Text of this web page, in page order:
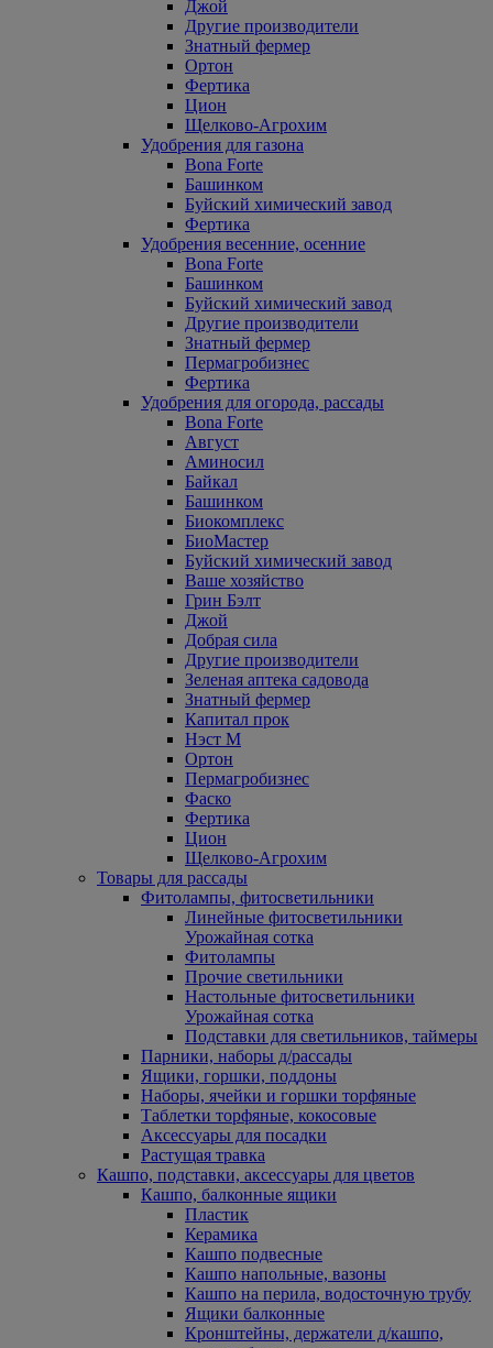
Джой
Другие производители
Знатный фермер
Ортон
Фертика
Цион
Щелково-Агрохим
Удобрения для газона
Bona Forte
Башинком
Буйский химический завод
Фертика
Удобрения весенние, осенние
Bona Forte
Башинком
Буйский химический завод
Другие производители
Знатный фермер
Пермагробизнес
Фертика
Удобрения для огорода, рассады
Bona Forte
Август
Аминосил
Байкал
Башинком
Биокомплекс
БиоМастер
Буйский химический завод
Ваше хозяйство
Грин Бэлт
Джой
Добрая сила
Другие производители
Зеленая аптека садовода
Знатный фермер
Капитал прок
Нэст М
Ортон
Пермагробизнес
Фаско
Фертика
Цион
Щелково-Агрохим
Товары для рассады
Фитолампы, фитосветильники
Линейные фитосветильники
Урожайная сотка
Фитолампы
Прочие светильники
Настольные фитосветильники
Урожайная сотка
Подставки для светильников, таймеры
Парники, наборы д/рассады
Ящики, горшки, поддоны
Наборы, ячейки и горшки торфяные
Таблетки торфяные, кокосовые
Аксессуары для посадки
Растущая травка
Кашпо, подставки, аксессуары для цветов
Кашпо, балконные ящики
Пластик
Керамика
Кашпо подвесные
Кашпо напольные, вазоны
Кашпо на перила, водосточную трубу
Ящики балконные
Кронштейны, держатели д/кашпо,